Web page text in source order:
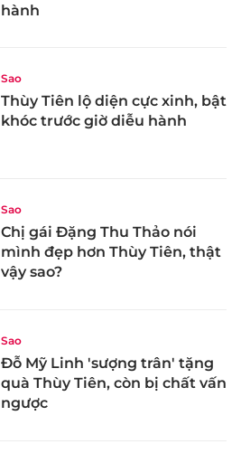
hành
Sao
Thùy Tiên lộ diện cực xinh, bật
khóc trước giờ diễu hành
Sao
Chị gái Đặng Thu Thảo nói
mình đẹp hơn Thùy Tiên, thật
vậy sao?
Sao
Đỗ Mỹ Linh 'sượng trân' tặng
quà Thùy Tiên, còn bị chất vấn
ngược